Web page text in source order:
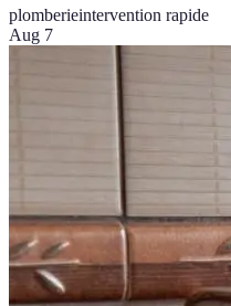
plomberieintervention rapide
Aug 7